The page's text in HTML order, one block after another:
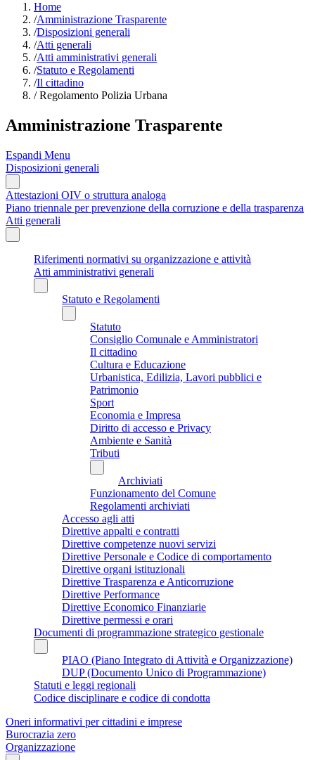
Home
/Amministrazione Trasparente
/Disposizioni generali
/Atti generali
/Atti amministrativi generali
/Statuto e Regolamenti
/Il cittadino
/Regolamento Polizia Urbana
Amministrazione Trasparente
Espandi Menu
Disposizioni generali
Attestazioni OIV o struttura analoga
Piano triennale per prevenzione della corruzione e della trasparenza
Atti generali
Riferimenti normativi su organizzazione e attività
Atti amministrativi generali
Statuto e Regolamenti
Statuto
Consiglio Comunale e Amministratori
Il cittadino
Cultura e Educazione
Urbanistica, Edilizia, Lavori pubblici e
Patrimonio
Sport
Economia e Impresa
Diritto di accesso e Privacy
Ambiente e Sanità
Tributi
Archiviati
Funzionamento del Comune
Regolamenti archiviati
Accesso agli atti
Direttive appalti e contratti
Direttive competenze nuovi servizi
Direttive Personale e Codice di comportamento
Direttive organi istituzionali
Direttive Trasparenza e Anticorruzione
Direttive Performance
Direttive Economico Finanziarie
Direttive permessi e orari
Documenti di programmazione strategico gestionale
PIAO (Piano Integrato di Attività e Organizzazione)
DUP (Documento Unico di Programmazione)
Statuti e leggi regionali
Codice disciplinare e codice di condotta
Oneri informativi per cittadini e imprese
Burocrazia zero
Organizzazione